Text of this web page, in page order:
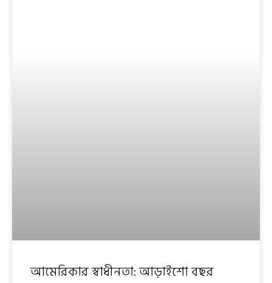
আমেরিকার স্বাধীনতা: আড়াইশো বছর